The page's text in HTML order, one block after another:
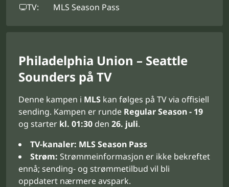
TV:
MLS Season Pass
Philadelphia Union – Seattle
Sounders på TV
Denne kampen i MLS kan følges på TV via offisiell
sending. Kampen er runde Regular Season - 19
og starter kl. 01:30 den 26. juli.
TV-kanaler: MLS Season Pass
Strøm: Strømmeinformasjon er ikke bekreftet
ennå; sending- og strømmetilbud vil bli
oppdatert nærmere avspark.